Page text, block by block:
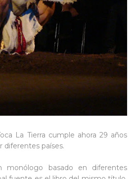
La Tierra cumple ahora 29 años
diferentes países.
monólogo basado en diferentes